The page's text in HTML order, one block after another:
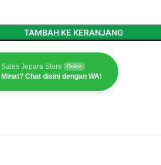
TAMBAH KE KERANJANG
Sales Jepara Store Online
Minat? Chat disini dengan WA!